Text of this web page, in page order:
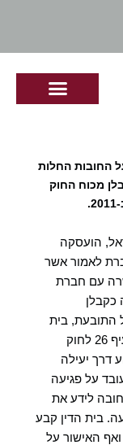
החובות החלות
מכוח החוק
הועסקה
לאמור אשר
עם חברת
כקבלן
התובעת, בית
הדין קבע כי המכללה לא עמדה בתנאי סעיף 26 לחוק
דרך יעילה
על פגיעה
לידע את
בית הדין קבע
האישור על